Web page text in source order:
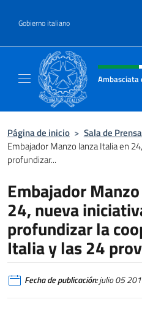
Gobierno italiano
Encabezado del
Ambasciata
Página de inicio > Sala de Prensa
Embajador Manzo lanza Italia en
profundizar...
Embajador
24, nueva
profundizar la
Italia y las 24
Fecha de publicación:julio 05